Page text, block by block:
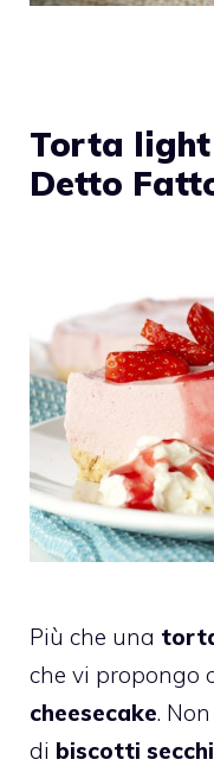
Torta
Detto
Più che una
che vi propongo
cheesecake.
di biscotti secchi